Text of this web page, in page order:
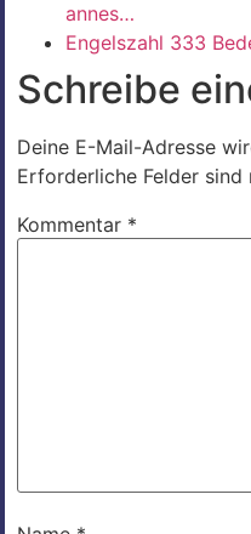
annes…
Engelszahl 333
Schreibe
Deine E-Mail-Adresse
Erforderliche Felder sind
Kommentar *